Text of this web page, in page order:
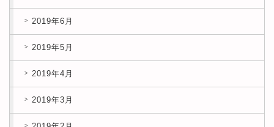
2019年6月
2019年5月
2019年4月
2019年3月